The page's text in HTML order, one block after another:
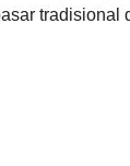
tradisional